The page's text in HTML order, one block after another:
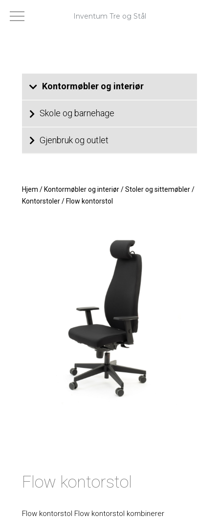
Kontormøbler og interiør
Skole og barnehage
Gjenbruk og outlet
Hjem / Kontormøbler og interiør / Stoler og sittemøbler /
Kontorstoler /Flow kontorstol
Flow kontorstol
Flow kontorstol Flow kontorstol kombinerer
Inventum Tre og Stål